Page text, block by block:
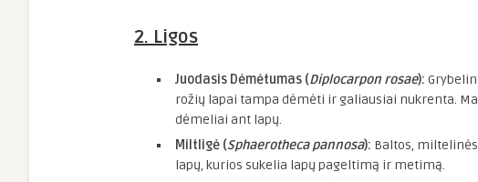
2. Ligos
Juodasis Dėmėtumas (Diplocarpon rosae):
rožių lapai tampa dėmėti ir galiausiai nukrenta.
dėmeliai ant lapų.
Miltligė (Sphaerotheca pannosa): Baltos,
lapų, kurios sukelia lapų pageltimą ir metimą.